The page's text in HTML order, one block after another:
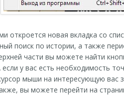
откроется новая вкладка со
поиск по истории, а также
части вы можете найти
у вас есть необходимость
мыши на интересующую вас
вы можете перейти на